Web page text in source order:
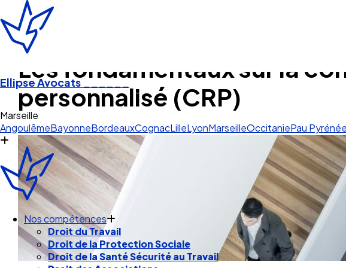
Ellipse Avocats ______
O
AngoulêmeBayonneBordeauxCognacLilleLyonMarseilleOccitaniePau
Nos compétences
Droit du Travail
Droit de la Protection Sociale
Droit de la Santé Sécurité au Travail
Les fondamentaux sur la
personnalisé (CRP)